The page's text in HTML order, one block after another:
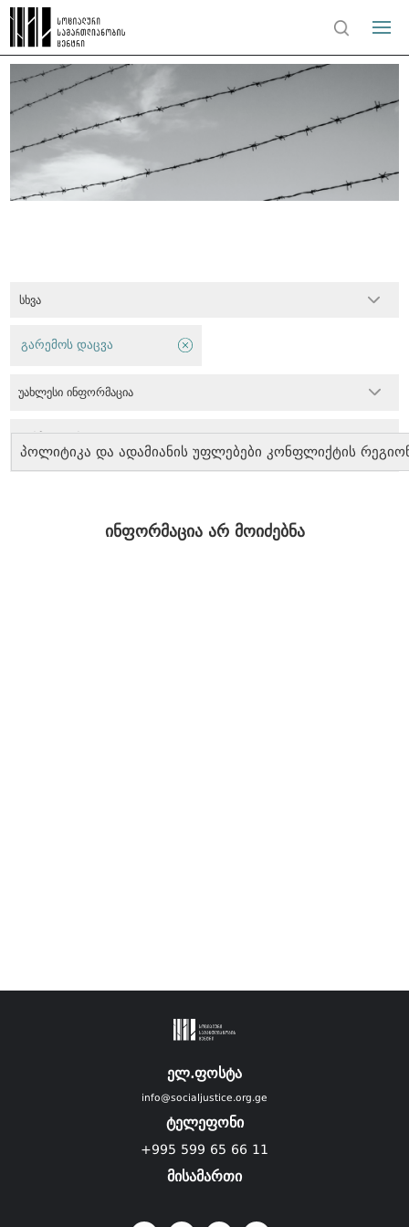
სხვა
პოლიტიკა და ადამიანის უფლებები კონფლიქტის
გარემოს დაცვა
უახლესი ინფორმაცია
ინფორმაცია არ მოიძებნა
ელ.ფოსტა
info@socialjustice.org.ge
ტელეფონი
+995 599 65 66 11
მისამართი